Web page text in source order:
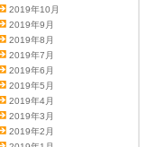
2019年10月
2019年9月
2019年8月
2019年7月
2019年6月
2019年5月
2019年4月
2019年3月
2019年2月